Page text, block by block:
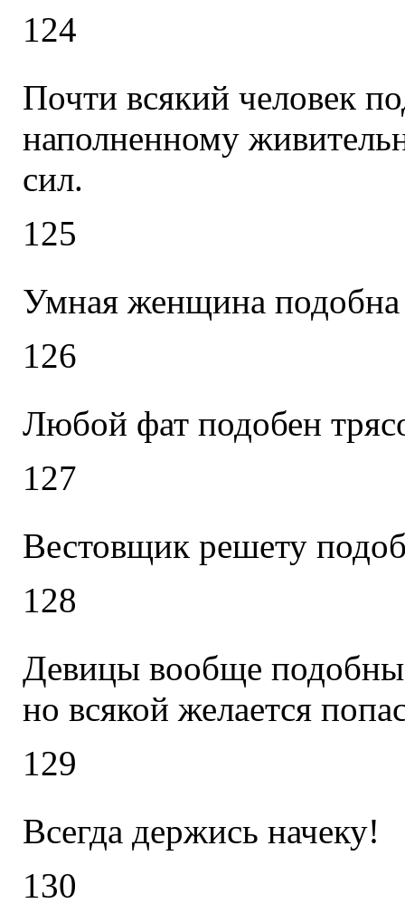
124
Почти всякий человек
наполненному
сил.
125
Умная женщина
126
Любой фат подобен
127
Вестовщик решету
128
Девицы вообще
но всякой желается
129
Всегда держись начеку!
130